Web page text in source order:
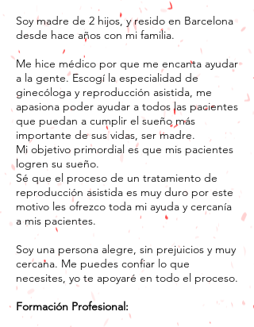
Soy madre de 2 hijos, y resido en Barcelona
desde hace años con mi familia.
Me hice médico por que me encanta ayudar
a la gente. Escogí la especialidad de
ginecóloga y reproducción asistida, me
apasiona poder ayudar a todos las pacientes
que puedan a cumplir el sueño más
importante de sus vidas, ser madre.
Mi objetivo primordial es que mis pacientes
logren su sueño.
Sé que el proceso de un tratamiento de
reproducción asistida es muy duro por este
motivo les ofrezco toda mi ayuda y cercanía
a mis pacientes.
Soy una persona alegre, sin prejuicios y muy
cercana. Me puedes confiar lo que
necesites, yo te apoyaré en todo el proceso.
Formación Profesional: